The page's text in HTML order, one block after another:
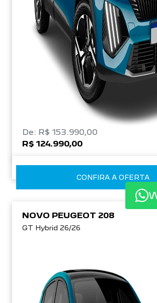
De: R$ 153.990,00
R$ 124.990,00
CONFIRA A OFERTA
NOVO PEUGEOT 208
GT Hybrid 26/26